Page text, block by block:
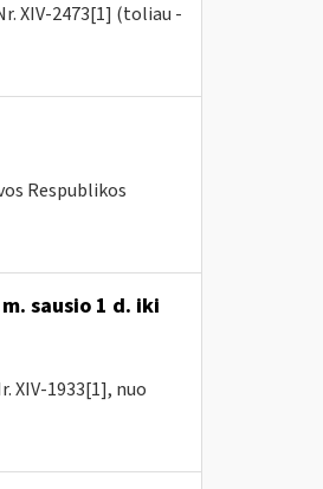
XIV-2473[1] (toliau -
Respublikos
sausio 1 d. iki
XIV-1933[1], nuo